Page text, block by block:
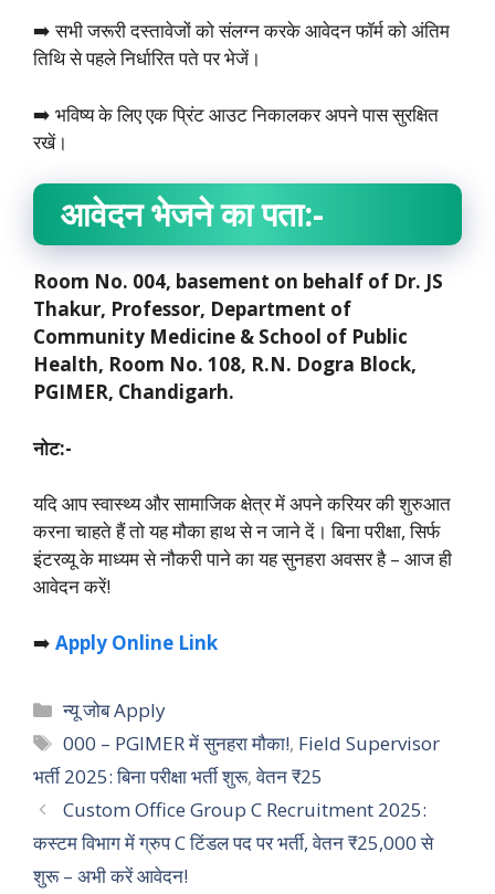
➡️ सभी जरूरी दस्तावेजों को संलग्न करके आवेदन फॉर्म को अंतिम
तिथि से पहले निर्धारित पते पर भेजें।
➡️ भविष्य के लिए एक प्रिंट आउट निकालकर अपने पास सुरक्षित
रखें।
आवेदन भेजने का पता:-
Room No. 004, basement on behalf of Dr. JS
Thakur, Professor, Department of
Community Medicine & School of Public
Health, Room No. 108, R.N. Dogra Block,
PGIMER, Chandigarh.
नोट:-
यदि आप स्वास्थ्य और सामाजिक क्षेत्र में अपने करियर की शुरुआत
करना चाहते हैं तो यह मौका हाथ से न जाने दें। बिना परीक्षा, सिर्फ
इंटरव्यू के माध्यम से नौकरी पाने का यह सुनहरा अवसर है – आज ही
आवेदन करें!
➡️ Apply Online Link
Categories
न्यू जोब Apply
Tags
000 – PGIMER में सुनहरा मौका!, Field Supervisor
भर्ती 2025: बिना परीक्षा भर्ती शुरू,वेतन ₹25
Custom Office Group C Recruitment 2025:
कस्टम विभाग में ग्रुप C टिंडल पद पर भर्ती, वेतन ₹25,000 से
शुरू – अभी करें आवेदन!